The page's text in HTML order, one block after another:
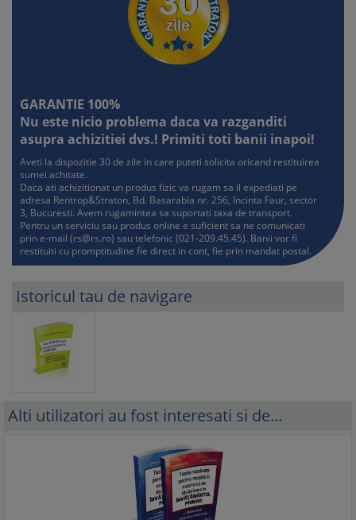
GARANTIE 100%
Nu este nicio problema daca va razganditi
asupra achizitiei dvs.! Primiti toti banii inapoi!
Aveti la dispozitie 30 de zile in care puteti solicita oricand restituirea
sumei achitate.
Daca ati achizitionat un produs fizic va rugam sa il expediati pe
adresa Rentrop&Straton, Bd. Basarabia nr. 256, Incinta Faur, sector
3, Bucuresti. Avem rugamintea sa suportati taxa de transport.
Pentru un serviciu sau produs online e suficient sa ne comunicati
prin e-mail (rs@rs.ro) sau telefonic (021-209.45.45). Banii vor fi
restituiti cu promptitudine fie direct in cont, fie prin mandat postal.
Istoricul tau de navigare
Alti utilizatori au fost interesati si de...